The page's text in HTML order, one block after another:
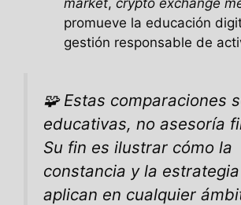
market, crypto exchange
promueve la educación
gestión responsable de
🧩 Estas comparaciones
educativas, no asesoría
Su fin es ilustrar cómo la
constancia y la
aplican en cualquier